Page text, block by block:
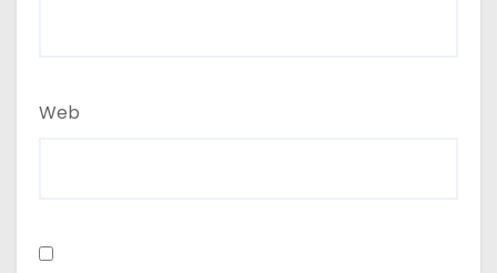
Web